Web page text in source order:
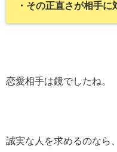
・その正直さが相手に
恋愛相手は鏡でしたね。
誠実な人を求めるのなら